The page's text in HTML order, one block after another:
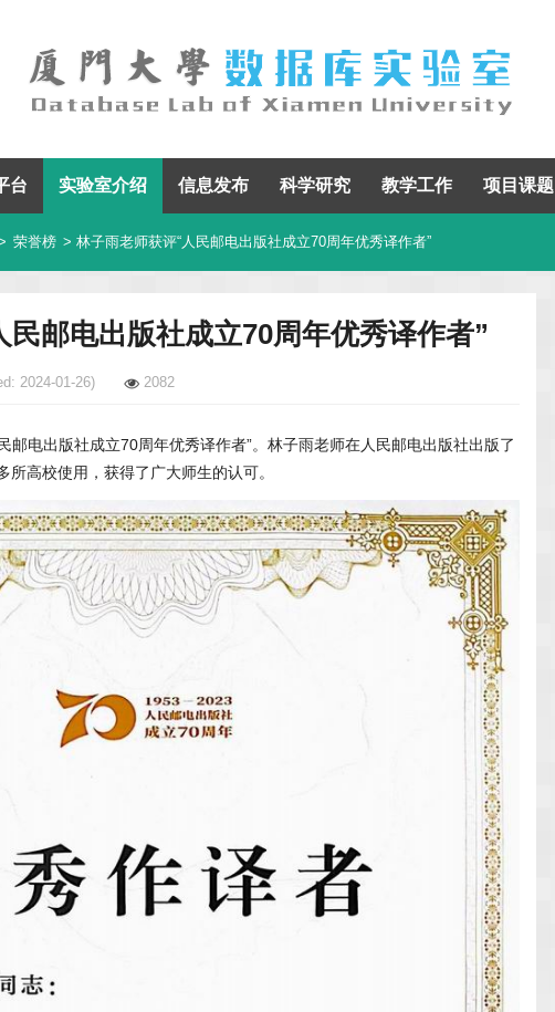
台 实验室介绍 信息发布 科学研究 教学工作 项目课题
荣誉榜 > 林子雨老师获评“人民邮电出版社成立70周年优秀译作者”
邮电出版社成立70周年优秀译作者”
2024-01-26) 2082
邮电出版社成立70周年优秀译作者”。林子雨老师在人民邮电出版社出版了
高校使用，获得了广大师生的认可。